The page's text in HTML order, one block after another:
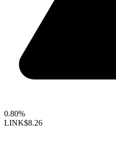
0.80%
LINK$8.26